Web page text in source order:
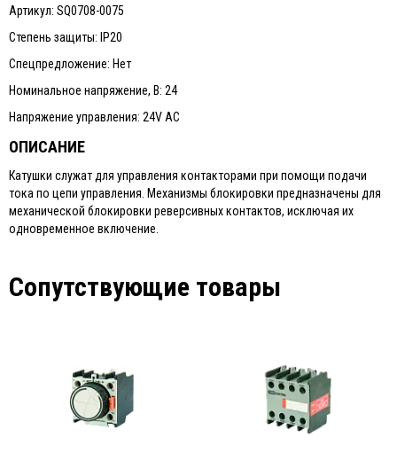
Артикул: SQ0708-0075
Степень защиты: IP20
Спецпредложение: Нет
Номинальное напряжение, В: 24
Напряжение управления: 24V AC
ОПИСАНИЕ
Катушки служат для управления контакторами при помощи подачи
тока по цепи управления. Механизмы блокировки предназначены для
механической блокировки реверсивных контактов, исключая их
одновременное включение.
Сопутствующие товары